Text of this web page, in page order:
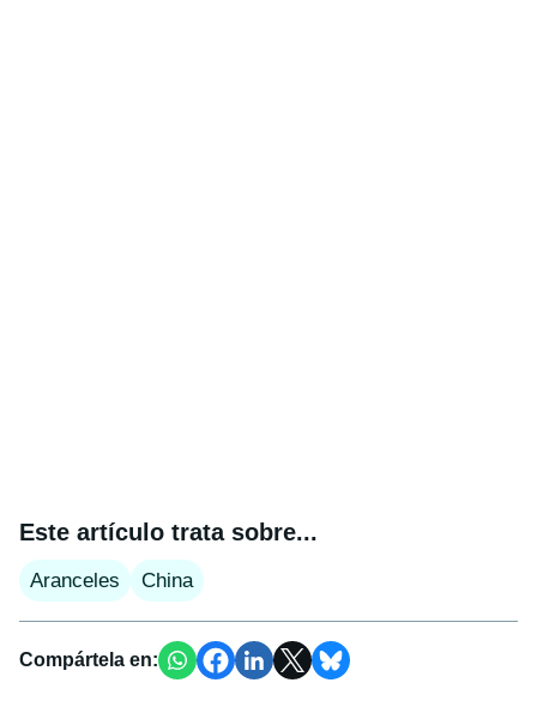
Este artículo trata sobre...
Aranceles China
Compártela en: